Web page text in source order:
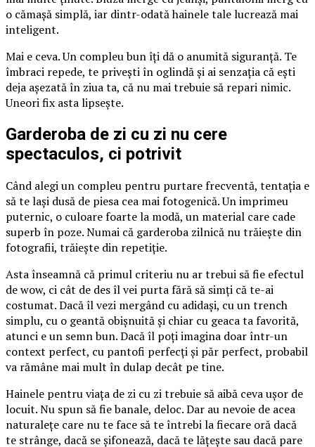
o cămașă simplă, iar dintr-odată hainele tale lucrează mai
inteligent.
Mai e ceva. Un compleu bun îți dă o anumită siguranță. Te
îmbraci repede, te privești în oglindă și ai senzația că ești
deja așezată în ziua ta, că nu mai trebuie să repari nimic.
Uneori fix asta lipsește.
Garderoba de zi cu zi nu cere
spectaculos, ci potrivit
Când alegi un compleu pentru purtare frecventă, tentația e
să te lași dusă de piesa cea mai fotogenică. Un imprimeu
puternic, o culoare foarte la modă, un material care cade
superb în poze. Numai că garderoba zilnică nu trăiește din
fotografii, trăiește din repetiție.
Asta înseamnă că primul criteriu nu ar trebui să fie efectul
de wow, ci cât de des îl vei purta fără să simți că te-ai
costumat. Dacă îl vezi mergând cu adidași, cu un trench
simplu, cu o geantă obișnuită și chiar cu geaca ta favorită,
atunci e un semn bun. Dacă îl poți imagina doar într-un
context perfect, cu pantofi perfecți și păr perfect, probabil
va rămâne mai mult în dulap decât pe tine.
Hainele pentru viața de zi cu zi trebuie să aibă ceva ușor de
locuit. Nu spun să fie banale, deloc. Dar au nevoie de acea
naturalețe care nu te face să te întrebi la fiecare oră dacă
te strânge, dacă se șifonează, dacă te lățește sau dacă pare